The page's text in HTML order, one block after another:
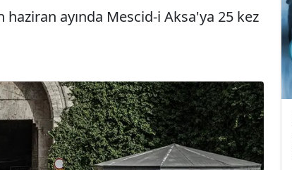
ayında Mescid-i Aksa'ya 25 kez